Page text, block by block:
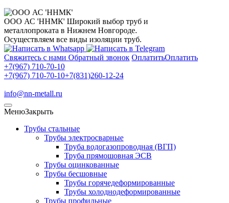
ООО АС 'ННМК' Широкий выбор труб и
металлопроката в Нижнем Новгороде.
Осуществляем все виды изоляции труб.
Свяжитесь с нами Обратный звонок ОплатитьОплатить
+7(967) 710-70-10
+7(967) 710-70-10+7(831)260-12-24
info@nn-metall.ru
МенюЗакрыть
Трубы стальные
Трубы электросварные
Труба водогазопроводная (ВГП)
Труба прямошовная ЭСВ
Трубы оцинкованные
Трубы бесшовные
Трубы горячедеформированные
Трубы холоднодеформированные
Трубы профильные